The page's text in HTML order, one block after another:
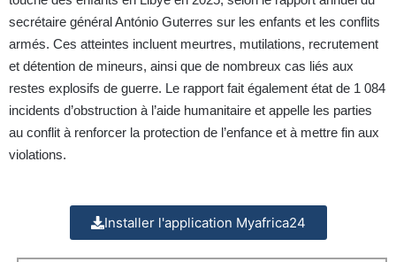
secrétaire général António Guterres sur les enfants et les conflits
armés. Ces atteintes incluent meurtres, mutilations, recrutement
et détention de mineurs, ainsi que de nombreux cas liés aux
restes explosifs de guerre. Le rapport fait également état de 1 084
incidents d’obstruction à l’aide humanitaire et appelle les parties
au conflit à renforcer la protection de l’enfance et à mettre fin aux
violations.
Installer l'application Myafrica24